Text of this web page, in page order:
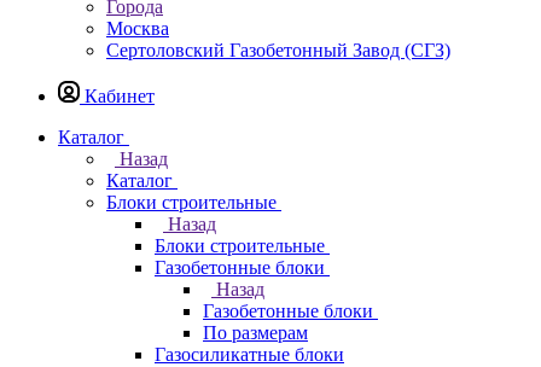
Города
Москва
Сертоловский Газобетонный Завод (СГЗ)
Кабинет
Каталог
Назад
Каталог
Блоки строительные
Назад
Блоки строительные
Газобетонные блоки
Назад
Газобетонные блоки
По размерам
Газосиликатные блоки